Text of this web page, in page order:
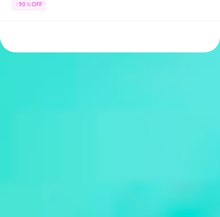
↑90％OFF